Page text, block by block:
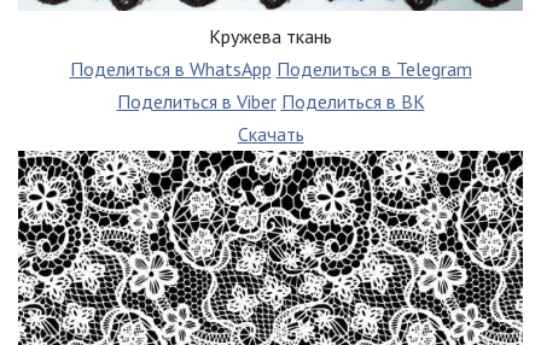
Кружева ткань
Поделиться в WhatsApp Поделиться в Telegram
Поделиться в Viber Поделиться в ВК
Скачать